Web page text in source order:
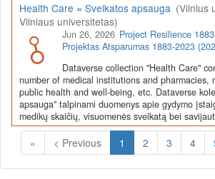
Health Care = Sveikatos apsauga (Vilnius
Vilniaus universitetas)
Jun 26, 2026 Project Resilience
Projektas Atsparumas 1883-2023
Dataverse collection "Health Care"
number of medical institutions and pharmacies,
public health and well-being, etc. Dataverse
apsauga" talpinami duomenys apie gydymo
medikų skaičių, visuomenės sveikatą bei
« < Previous 1 (Current)
2 3 4